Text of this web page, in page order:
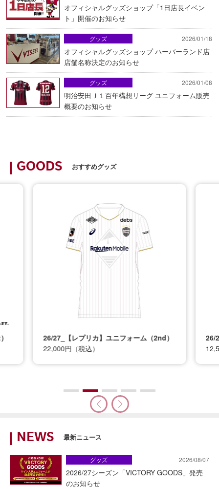
オフィシャルグッズショップ「1日店長イベン
ト」開催のお知らせ
2026/01/18
オフィシャルグッズショップ ハーバーランド店
店舗名称決定のお知らせ
グッズ
2026/01/08
明治安田Ｊ１百年構想リーグ ユニフォーム販売
概要のお知らせ
グッズ
GOODS おすすめグッズ
26/27_【レプリカ】ユニフォーム（2nd）
22,000円（税込）
26/
NEWS 最新ニュース
2026/08/07
2026/27シーズン「VICTORY GOODS」発売
のお知らせ
グッズ